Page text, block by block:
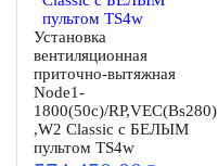
Установка
вентиляционная
приточно-вытяжная
Node1-
1800(50c)/RP,VEC(Bs280)
,W2 Classic с БЕЛЫМ
пультом TS4w